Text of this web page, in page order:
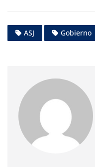
ASJ Gobierno